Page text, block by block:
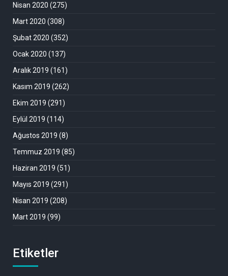
Nisan 2020 (275)
Mart 2020 (308)
Şubat 2020 (352)
Ocak 2020 (137)
Aralık 2019 (161)
Kasım 2019 (262)
Ekim 2019 (291)
Eylül 2019 (114)
Ağustos 2019 (8)
Temmuz 2019 (85)
Haziran 2019 (51)
Mayıs 2019 (291)
Nisan 2019 (208)
Mart 2019 (99)
Etiketler